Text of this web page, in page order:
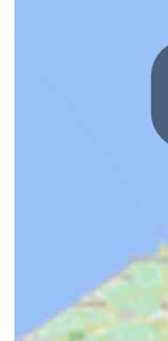
Brouwershaven